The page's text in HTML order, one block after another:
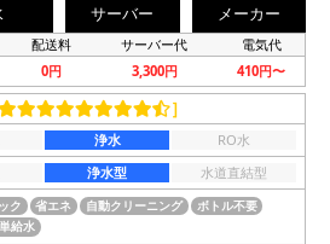
サーバー メーカー
配送料 サーバー代 電気代
0円 3,300円 410円〜
］
浄水
RO水
浄水型
水道直結型
ク 省エネ 自動クリーニング
ボトル不要
給水